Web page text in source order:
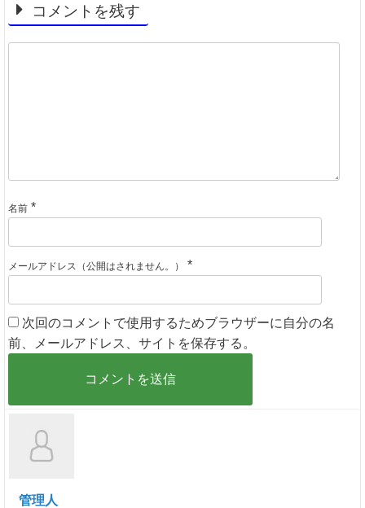
コメントを残す
名前 *
メールアドレス（公開はされません。） *
次回のコメントで使用するためブラウザーに自分の名
前、メールアドレス、サイトを保存する。
管理人